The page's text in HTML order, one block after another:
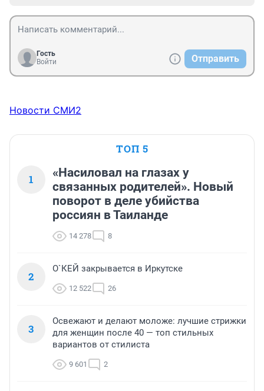
Гость
Войти
Отправить
Новости СМИ2
ТОП 5
1
«Насиловал на глазах у
связанных родителей». Новый
поворот в деле убийства
россиян в Таиланде
14 278 8
2
О`КЕЙ закрывается в Иркутске
12 522 26
3
Освежают и делают моложе: лучшие стрижки
для женщин после 40 — топ стильных
вариантов от стилиста
9 601 2